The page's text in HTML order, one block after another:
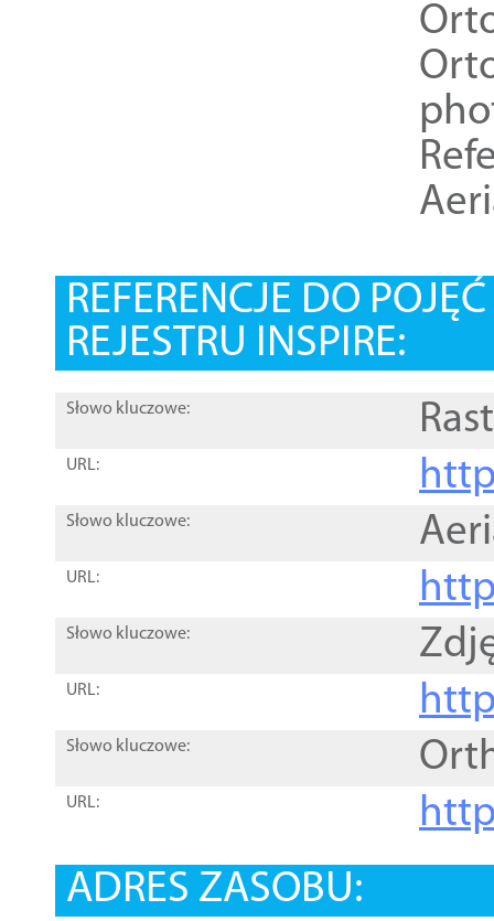
REFERENCJE DO
REJESTRU INSPIRE:
Słowo kluczowe:
URL:
Słowo kluczowe:
URL:
Słowo kluczowe:
URL:
Słowo kluczowe:
URL:
ADRES ZASOBU: